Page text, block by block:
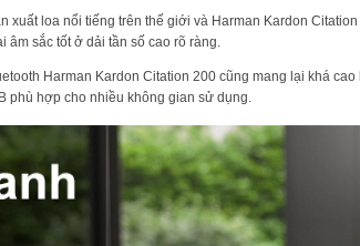
xuất loa nổi tiếng trên thế giới và Harman Kardon
âm sắc tốt ở dải tần số cao rõ ràng.
Harman Kardon Citation 200 cũng mang lại khá
phù hợp cho nhiều không gian sử dụng.